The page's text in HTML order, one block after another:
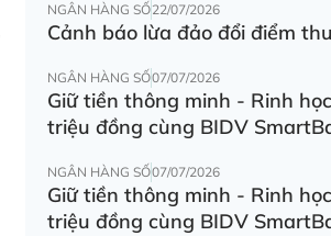
NGÂN HÀNG SỐ22/07/2026
Cảnh báo lừa đảo đổi điểm
NGÂN HÀNG SỐ07/07/2026
Giữ tiền thông minh - Rinh
triệu đồng cùng BIDV
NGÂN HÀNG SỐ07/07/2026
Giữ tiền thông minh - Rinh
triệu đồng cùng BIDV